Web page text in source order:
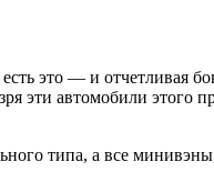
это — и отчетливая
эти автомобили этого
типа, а все